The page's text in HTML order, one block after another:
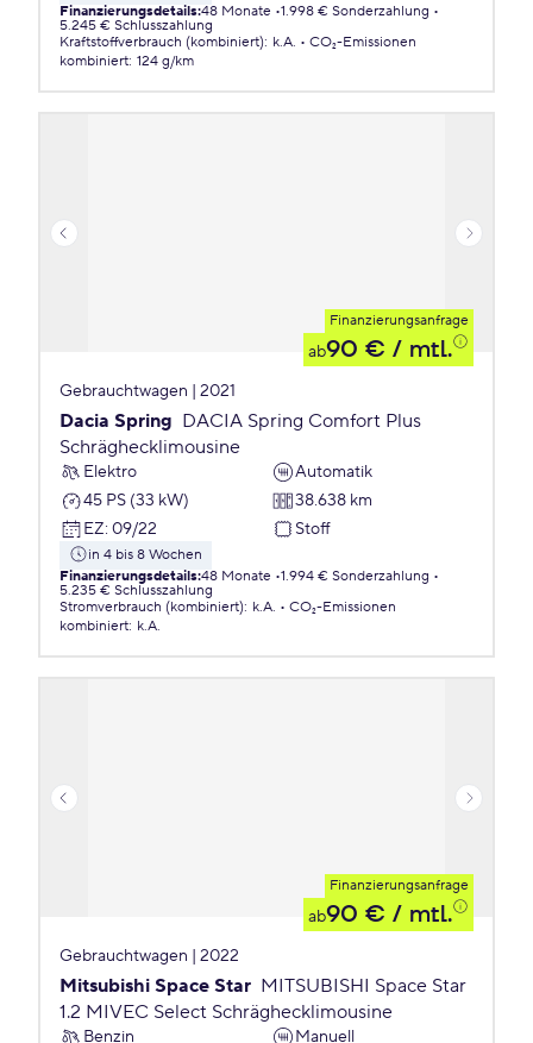
Finanzierungsdetails:48 Monate 1.998 € Sonderzahlung
5.245 € Schlusszahlung
Kraftstoffverbrauch (kombiniert): k.A.
CO₂-Emissionen
kombiniert: 124 g/km
Finanzierungsanfrage
ab90 € / mtl.
Gebrauchtwagen | 2021
Dacia Spring DACIA Spring Comfort Plus
Schräghecklimousine
Elektro
Automatik
45 PS (33 kW)
38.638 km
EZ: 09/22 Stoff
in 4 bis 8 Wochen
Finanzierungsdetails:48 Monate 1.994 € Sonderzahlung
5.235 € Schlusszahlung
Stromverbrauch (kombiniert): k.A.
CO₂-Emissionen
kombiniert: k.A.
Finanzierungsanfrage
ab90 € / mtl.
Gebrauchtwagen | 2022
Mitsubishi Space Star MITSUBISHI Space Star
1.2 MIVEC Select Schräghecklimousine
Benzin
Manuell